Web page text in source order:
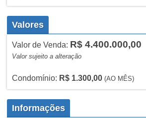
Valores
Valor de Venda: R$ 4.400.000,00
Valor sujeito a alteração
Condomínio: R$ 1.300,00 (AO MÊS)
Informações